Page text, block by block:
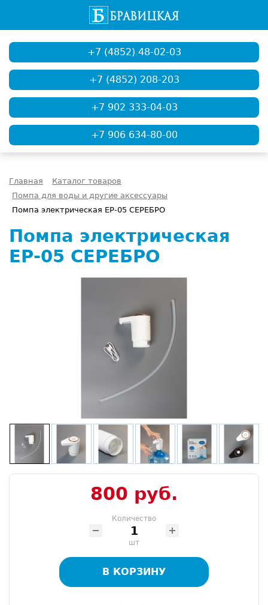
+7 (4852) 48-02-03
+7 (4852) 208-203
+7 902 333-04-03
+7 906 634-80-00
Главная
Каталог товаров
Помпа для воды и другие аксессуары
Помпа электрическая ЕР-05 СЕРЕБРО
Помпа электрическая
ЕР-05 СЕРЕБРО
800 руб.
Количество
шт
В КОРЗИНУ